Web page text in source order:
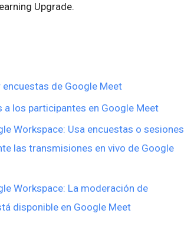
Upgrade.
de Google Meet
a los participantes en Google Meet
Workspace: Usa encuestas o sesiones
las transmisiones en vivo de Google
Workspace: La moderación de
disponible en Google Meet